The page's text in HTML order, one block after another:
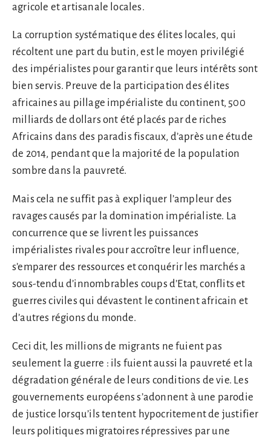
agricole et artisanale locales.
La corruption systématique des élites locales, qui
récoltent une part du butin, est le moyen privilégié
des impérialistes pour garantir que leurs intérêts sont
bien servis. Preuve de la participation des élites
africaines au pillage impérialiste du continent, 500
milliards de dollars ont été placés par de riches
Africains dans des paradis fiscaux, d’après une étude
de 2014, pendant que la majorité de la population
sombre dans la pauvreté.
Mais cela ne suffit pas à expliquer l’ampleur des
ravages causés par la domination impérialiste. La
concurrence que se livrent les puissances
impérialistes rivales pour accroître leur influence,
s’emparer des ressources et conquérir les marchés a
sous-tendu d’innombrables coups d’Etat, conflits et
guerres civiles qui dévastent le continent africain et
d’autres régions du monde.
Ceci dit, les millions de migrants ne fuient pas
seulement la guerre : ils fuient aussi la pauvreté et la
dégradation générale de leurs conditions de vie. Les
gouvernements européens s’adonnent à une parodie
de justice lorsqu’ils tentent hypocritement de justifier
leurs politiques migratoires répressives par une